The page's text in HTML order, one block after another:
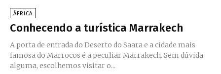
ÁFRICA
Conhecendo a turística Marrakech
A porta de entrada do Deserto do Saara e a cidade mais
famosa do Marrocos é a peculiar Marrakech. Sem dúvida
alguma, escolhemos visitar o...